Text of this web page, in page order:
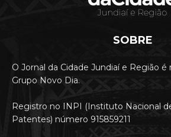
SOBRE
O Jornal da Cidade Jundiaí e Região
Grupo Novo Dia.
Registro no INPI (Instituto Nacional
Patentes) número 915859211